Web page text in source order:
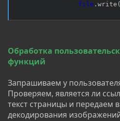
file . write (
Обработка
функций
Запрашиваем у
Проверяем, является ли
текст страницы и передаем
декодирования